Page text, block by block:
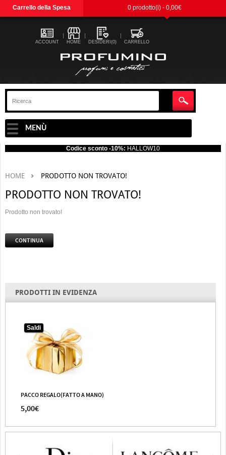
Carrello della Spesa 0 prodotto(i) - 0,00€
ACCOUNT HOME DESIDERI(0) CARRELLO
MENÙ
Codice sconto -10%: HALLOW10
HOME PRODOTTO NON TROVATO!
PRODOTTO NON TROVATO!
Prodotto non trovato!
CONTINUA
PRODOTTI IN EVIDENZA
Saldi
PACCO REGALO(FATTO A MANO)
5,00€